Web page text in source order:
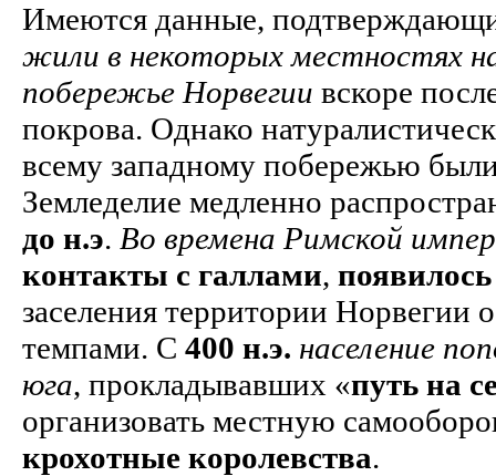
Имеются данные,
жили в некоторых местностях
побережье Норвегии вскоре
покрова. Однако
всему западному побережью
Земледелие медленно
до н.э. Во времена Римской
контакты с галлами,
заселения территории Норвегии
темпами. С 400 н.э. население
юга, прокладывавших «путь на
организовать местную
крохотные королевства.